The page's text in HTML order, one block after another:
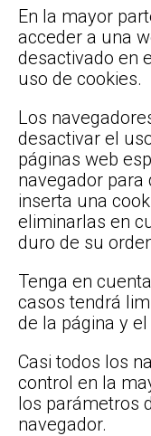
En la mayor
acceder a una
desactivado en
uso de cookies.
Los
desactivar el
páginas web
navegador
inserta una
eliminarlas en
duro de su
Tenga en
casos tendrá
de la página y
Casi todos los
control en la
los parámetros
navegador.